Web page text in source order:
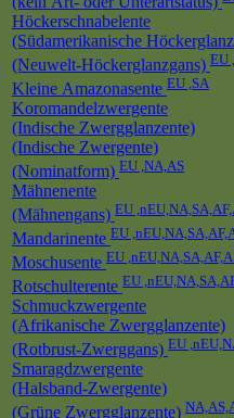
Höckerschnabelente
(Südamerikanische
(Neuwelt-Höckerglanzgans) EU
Kleine Amazonasente EU ,SA
Koromandelzwergente
(Indische Zwergglanzente)
(Indische Zwergente)
(Nominatform) EU ,NA,AS
Mähnenente
(Mähnengans) EU
Mandarinente EU
Moschusente EU
Rotschulterente EU
Schmuckzwergente
(Afrikanische Zwergglanzente)
(Rotbrust-Zwerggans) EU
Smaragdzwergente
(Halsband-Zwergente)
(Grüne Zwergglanzente)